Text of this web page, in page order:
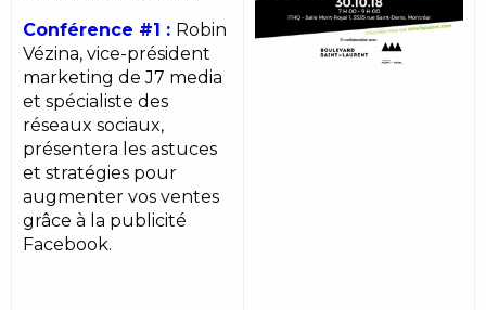
Conférence #1 : Robin
Vézina, vice-président
marketing de J7 media
et spécialiste des
réseaux sociaux,
présentera les astuces
et stratégies pour
augmenter vos ventes
grâce à la publicité
Facebook.